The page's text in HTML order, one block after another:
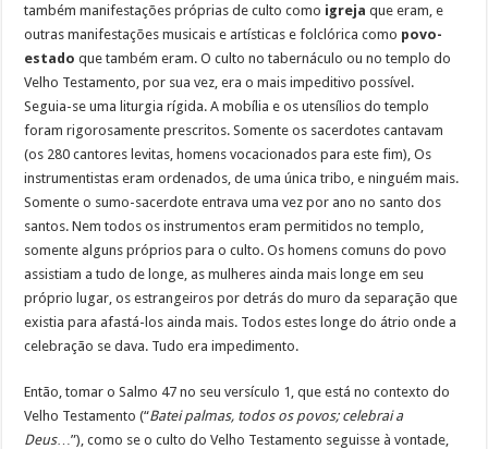
também manifestações próprias de culto como igrejaque eram, e
outras manifestações musicais e artísticas e folclórica como povo-
estado que também eram. O culto no tabernáculo ou no templo do
Velho Testamento, por sua vez, era o mais impeditivo possível.
Seguia-se uma liturgia rígida. A mobília e os utensílios do templo
foram rigorosamente prescritos. Somente os sacerdotes cantavam
(os 280 cantores levitas, homens vocacionados para este fim), Os
instrumentistas eram ordenados, de uma única tribo, e ninguém mais.
Somente o sumo-sacerdote entrava uma vez por ano no santo dos
santos. Nem todos os instrumentos eram permitidos no templo,
somente alguns próprios para o culto. Os homens comuns do povo
assistiam a tudo de longe, as mulheres ainda mais longe em seu
próprio lugar, os estrangeiros por detrás do muro da separação que
existia para afastá-los ainda mais. Todos estes longe do átrio onde a
celebração se dava. Tudo era impedimento.
Então, tomar o Salmo 47 no seu versículo 1, que está no contexto do
Velho Testamento (“Batei palmas, todos os povos; celebrai a
Deus…”), como se o culto do Velho Testamento seguisse à vontade,